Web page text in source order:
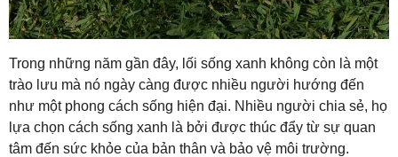
Trong những năm gần đây, lối sống xanh không còn là một
trào lưu mà nó ngày càng được nhiều người hướng đến
như một phong cách sống hiện đại. Nhiều người chia sẻ, họ
lựa chọn cách sống xanh là bởi được thúc đẩy từ sự quan
tâm đến sức khỏe của bản thân và bảo vệ môi trường.